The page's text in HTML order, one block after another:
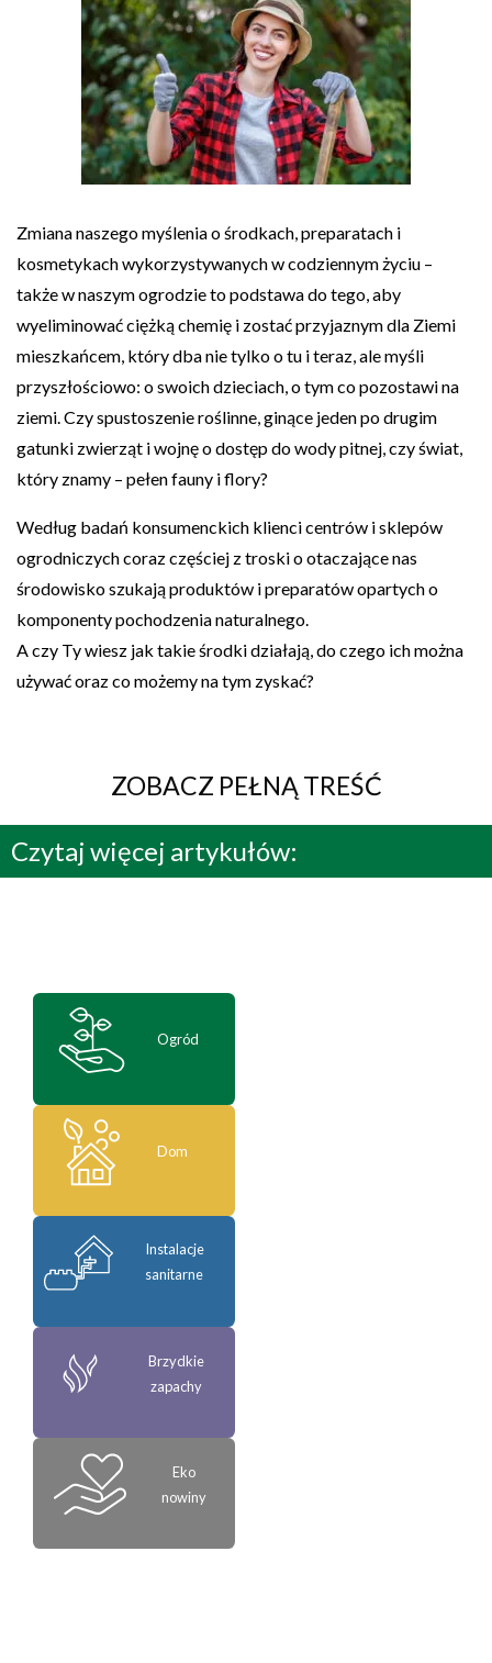
Zmiana naszego myślenia o środkach, preparatach i
kosmetykach wykorzystywanych w codziennym życiu –
także w naszym ogrodzie to podstawa do tego, aby
wyeliminować ciężką chemię i zostać przyjaznym dla Ziemi
mieszkańcem, który dba nie tylko o tu i teraz, ale myśli
przyszłościowo: o swoich dzieciach, o tym co pozostawi na
ziemi. Czy spustoszenie roślinne, ginące jeden po drugim
gatunki zwierząt i wojnę o dostęp do wody pitnej, czy świat,
który znamy – pełen fauny i flory?
Według badań konsumenckich klienci centrów i sklepów
ogrodniczych coraz częściej z troski o otaczające nas
środowisko szukają produktów i preparatów opartych o
komponenty pochodzenia naturalnego.
A czy Ty wiesz jak takie środki działają, do czego ich można
używać oraz co możemy na tym zyskać?
ZOBACZ PEŁNĄ TREŚĆ
Czytaj więcej artykułów:
Ogród
Dom
Instalacje
sanitarne
Brzydkie
zapachy
Eko
nowiny